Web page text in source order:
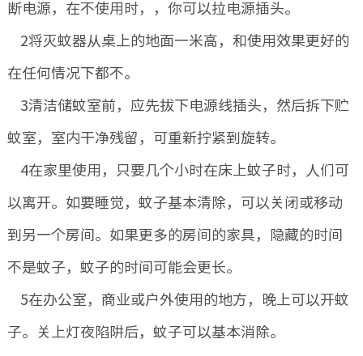
断电源，在不使用时，，你可以拉电源插头。
2将灭蚊器从桌上的地面一米高，和使用效果更好的
在任何情况下都不。
3清洁储蚊室前，应先拔下电源线插头，然后拆下贮
蚊室，室内干净残留，可重新拧紧到旋转。
4在家里使用，只要几个小时在床上蚊子时，人们可
以离开。如要睡觉，蚊子基本清除，可以关闭或移动
到另一个房间。如果更多的房间的家具，隐藏的时间
不是蚊子，蚊子的时间可能会更长。
5在办公室，商业或户外使用的地方，晚上可以开蚊
子。关上灯夜陷阱后，蚊子可以基本消除。